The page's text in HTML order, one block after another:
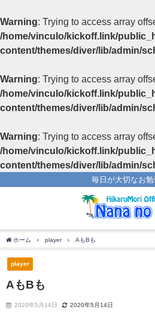
Warning: Trying to access array
/home/vinculo/kickoff.link/
content/themes/diver/lib/admin/
Warning: Trying to access array
/home/vinculo/kickoff.link/
content/themes/diver/lib/admin/
Warning: Trying to access array
/home/vinculo/kickoff.link/
content/themes/diver/lib/admin/
毎日が大切なお勉
ホーム player AもBも
player
AもBも
2020年5月14日 2020年5月14日